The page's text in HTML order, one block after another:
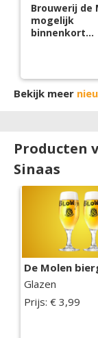
Brouwerij de
mogelijk
binnenkort
Bekijk meer
Producten
Sinaas
De Molen
Glazen
Prijs: € 3,99